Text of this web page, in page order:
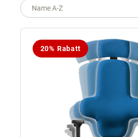
20% Rabatt